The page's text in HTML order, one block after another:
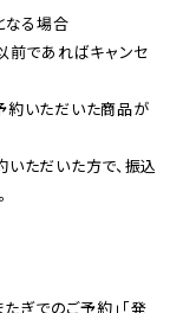
なる場合
前であればキャンセ
約いただいた商品が
ただいた方で、振込
たぎでのご予約」「発